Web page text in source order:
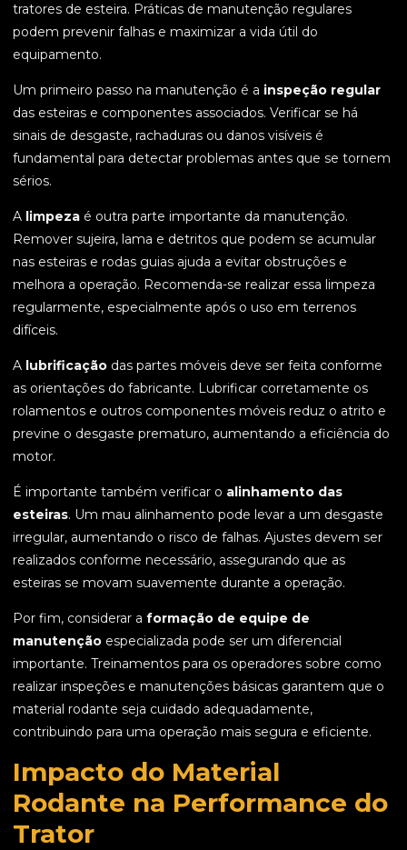
tratores de esteira. Práticas de manutenção regulares
podem prevenir falhas e maximizar a vida útil do
equipamento.
Um primeiro passo na manutenção é a inspeção regular
das esteiras e componentes associados. Verificar se há
sinais de desgaste, rachaduras ou danos visíveis é
fundamental para detectar problemas antes que se tornem
sérios.
A limpeza é outra parte importante da manutenção.
Remover sujeira, lama e detritos que podem se acumular
nas esteiras e rodas guias ajuda a evitar obstruções e
melhora a operação. Recomenda-se realizar essa limpeza
regularmente, especialmente após o uso em terrenos
difíceis.
A lubrificação das partes móveis deve ser feita conforme
as orientações do fabricante. Lubrificar corretamente os
rolamentos e outros componentes móveis reduz o atrito e
previne o desgaste prematuro, aumentando a eficiência do
motor.
É importante também verificar o alinhamento das
esteiras. Um mau alinhamento pode levar a um desgaste
irregular, aumentando o risco de falhas. Ajustes devem ser
realizados conforme necessário, assegurando que as
esteiras se movam suavemente durante a operação.
Por fim, considerar a formação de equipe de
manutenção especializada pode ser um diferencial
importante. Treinamentos para os operadores sobre como
realizar inspeções e manutenções básicas garantem que o
material rodante seja cuidado adequadamente,
contribuindo para uma operação mais segura e eficiente.
Impacto do Material
Rodante na Performance do
Trator